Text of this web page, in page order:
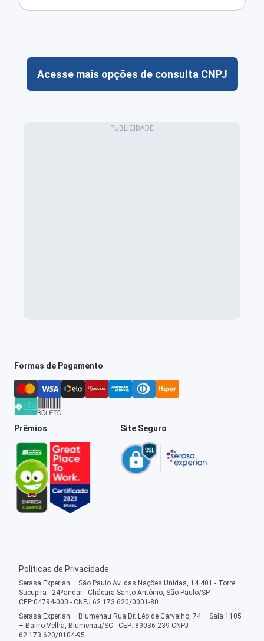
Acesse mais opções de consulta CNPJ
Formas de Pagamento
Prêmios Site Seguro
Políticas de Privacidade
Serasa Experian – São Paulo Av. das Nações Unidas, 14.401 - Torre
Sucupira - 24ºandar - Chácara Santo Antônio, São Paulo/SP -
CEP:04794-000 - CNPJ 62.173.620/0001-80
Serasa Experian – Blumenau Rua Dr. Léo de Carvalho, 74 – Sala 1105
– Bairro Velha, Blumenau/SC - CEP: 89036-239 CNPJ
62.173.620/0104-95